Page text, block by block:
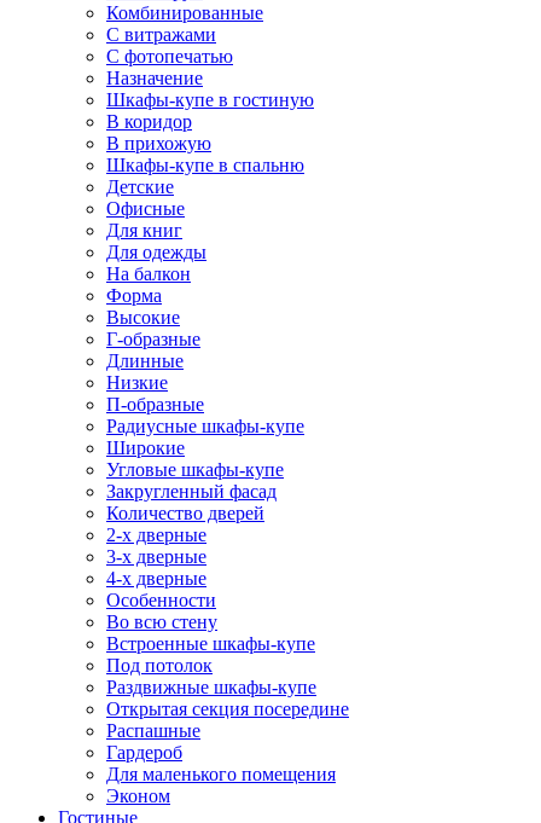
Комбинированные
С витражами
С фотопечатью
Назначение
Шкафы-купе в гостиную
В коридор
В прихожую
Шкафы-купе в спальню
Детские
Офисные
Для книг
Для одежды
На балкон
Форма
Высокие
Г-образные
Длинные
Низкие
П-образные
Радиусные шкафы-купе
Широкие
Угловые шкафы-купе
Закругленный фасад
Количество дверей
2-х дверные
3-х дверные
4-х дверные
Особенности
Во всю стену
Встроенные шкафы-купе
Под потолок
Раздвижные шкафы-купе
Открытая секция посередине
Распашные
Гардероб
Для маленького помещения
Эконом
Гостиные